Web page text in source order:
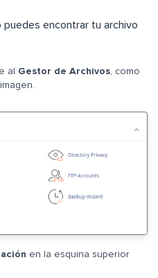
puedes encontrar tu archivo
al Gestor de Archivos , como
en la esquina superior